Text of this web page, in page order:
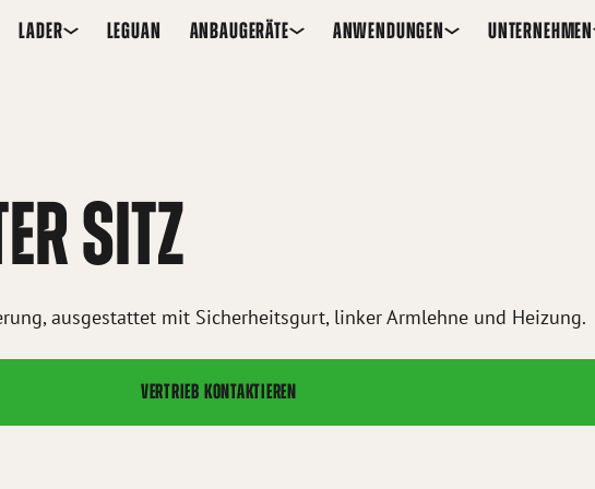
LADER LEGUAN ANBAUGERÄTE ANWENDUNGEN UNTERNEHMEN
SITZ
ausgestattet mit Sicherheitsgurt, linker Armlehne und Heizung.
VERTRIEB KONTAKTIEREN